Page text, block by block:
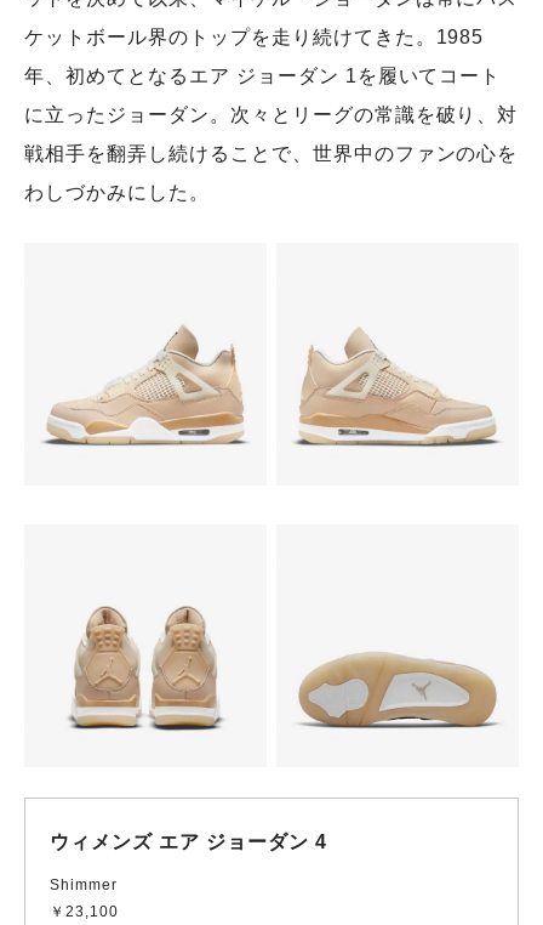
ケットボール界のトップを走り続けてきた。1985
年、初めてとなるエア ジョーダン 1を履いてコート
に立ったジョーダン。次々とリーグの常識を破り、対
戦相手を翻弄し続けることで、世界中のファンの心を
わしづかみにした。
ウィメンズ エア ジョーダン 4
Shimmer
￥23,100